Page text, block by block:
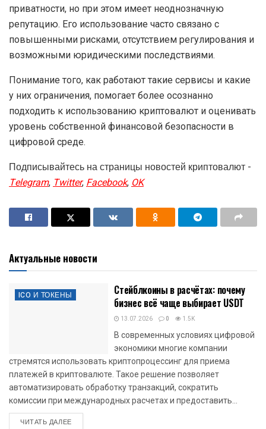
приватности, но при этом имеет неоднозначную
репутацию. Его использование часто связано с
повышенными рисками, отсутствием регулирования и
возможными юридическими последствиями.
Понимание того, как работают такие сервисы и какие
у них ограничения, помогает более осознанно
подходить к использованию криптовалют и оценивать
уровень собственной финансовой безопасности в
цифровой среде.
Подписывайтесь на страницы новостей криптовалют -
Telegram, Twitter, Facebook, OK
Актуальные новости
ICO И ТОКЕНЫ
Стейблкоины в расчётах: почему
бизнес всё чаще выбирает USDT
13.07.2026 0 1.5K
В современных условиях цифровой
экономики многие компании
стремятся использовать криптопроцессинг для приема
платежей в криптовалюте. Такое решение позволяет
автоматизировать обработку транзакций, сократить
комиссии при международных расчетах и предоставить...
ЧИТАТЬ ДАЛЕЕDETAILS